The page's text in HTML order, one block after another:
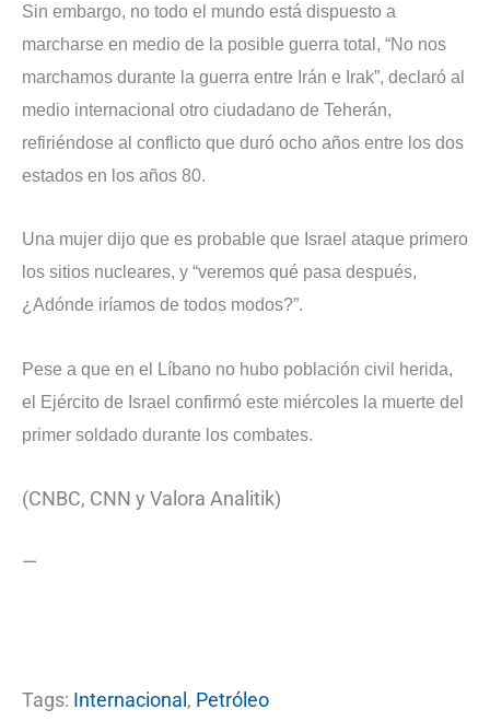
Sin embargo, no todo el mundo está dispuesto a
marcharse en medio de la posible guerra total, “No nos
marchamos durante la guerra entre Irán e Irak”, declaró al
medio internacional otro ciudadano de Teherán,
refiriéndose al conflicto que duró ocho años entre los dos
estados en los años 80.
Una mujer dijo que es probable que Israel ataque primero
los sitios nucleares, y “veremos qué pasa después,
¿Adónde iríamos de todos modos?”.
Pese a que en el Líbano no hubo población civil herida,
el Ejército de Israel confirmó este miércoles la muerte del
primer soldado durante los combates.
(CNBC, CNN y Valora Analitik)
—
Tags: Internacional, Petróleo